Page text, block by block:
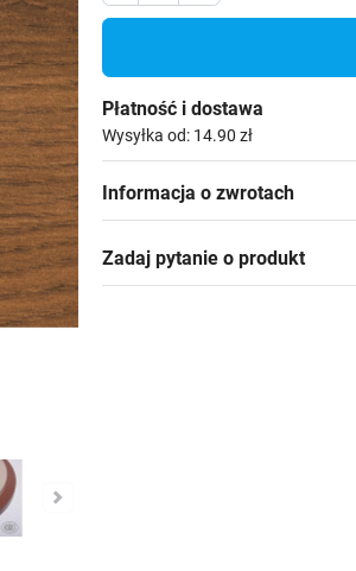
Płatność i dostawa
Wysyłka od: 14.90 zł
Informacja o zwrotach
Zadaj pytanie o produkt